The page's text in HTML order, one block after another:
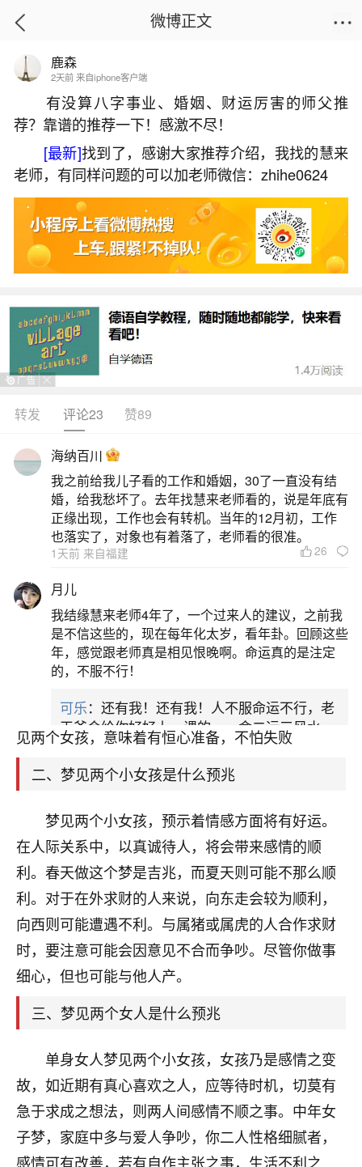
首页
梦见两个女孩什么预兆？
2026-06-03 19:26:26 28 1 赞
生活中像梦见两个女孩什么预兆？都是很常见
的问题，但是小问题不注意可能会引起大麻烦，下
面就这个问题给大家做一些解读：
一、梦见两个小女孩是什么预兆梦见两个小女
孩是什么预兆周公解梦
1、梦见两个小女孩，预示着梦者的运势很好，
金钱运佳的吉兆，财运会继续走高，可望凭借自己
的一技之长得到高收入，积蓄也会得到提高，开支
控制的也比较好，在投资理财方面可以选择大的项
目，会有不错的收入。2、打算出门的人梦见两个女
孩，建议遇风沙大则延期出行。3、准备考试的人梦
见两个女孩，意味着有恒心准备，不怕失败
二、梦见两个小女孩是什么预兆
梦见两个小女孩，预示着情感方面将有好运。
在人际关系中，以真诚待人，将会带来感情的顺
利。春天做这个梦是吉兆，而夏天则可能不那么顺
利。对于在外求财的人来说，向东走会较为顺利，
向西则可能遭遇不利。与属猪或属虎的人合作求财
时，要注意可能会因意见不合而争吵。尽管你做事
细心，但也可能与他人产。
三、梦见两个女人是什么预兆
单身女人梦见两个小女孩，女孩乃是感情之变
故，如近期有真心喜欢之人，应等待时机，切莫有
急于求成之想法，则两人间感情不顺之事。中年女
子梦，家庭中多与爱人争吵，你二人性格细腻者，
感情可有改善，若有自作主张之事，生活不利之
微博正文
鹿森
2天前 来自iphone客户端
有没算八字事业、婚姻、财运厉害的师父推
荐？靠谱的推荐一下！感激不尽！
[最新]找到了，感谢大家推荐介绍，我找的慧来
老师，有同样问题的可以加老师微信：zhihe0624
转发 评论23 赞89
海纳百川
我之前给我儿子看的工作和婚姻，30了一直没有结
婚，给我愁坏了。去年找慧来老师看的，说是年底有
正缘出现，工作也会有转机。当年的12月初，工作
也落实了，对象也有着落了，老师看的很准。
1天前 来自福建 26
月儿
我结缘慧来老师4年了，一个过来人的建议，之前我
是不信这些的，现在每年化太岁，看年卦。回顾这些
年，感觉跟老师真是相见恨晚啊。命运真的是注定
的，不服不行！
可乐：还有我！还有我！人不服命运不行，老
天爷会给你好好上一课的。一命二运三风水，
哪样不服都不行！
平安是福 ：我也是每年找老师化太岁，看年
卦，认识老师3年了，都是缘分啊！
17分钟前 来自湖北 19
心若莲花
我是做餐饮的，这两年，生意屡屡受挫，店开一家关
一家，要么生意不好，生意好的就出事。前些年攒的
家底快败光了，真是倒霉！我也想找人看看到底怎么
回事？
鹿森：你可以找老师看看，人有时不服命不行
太阳当空赵：我也做餐饮的，生意不算大，但
址、风水、还有开业日子，哪哪都看了，虽然
大环境不好，但是我家生意还可以，前几天又
刚找老师做了补财库，希望财运更好一点！
2小时前 来自海南